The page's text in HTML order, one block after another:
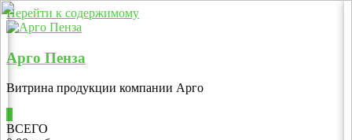
Перейти к содержимому
Арго Пенза
Витрина продукции компании Арго
ВСЕГО